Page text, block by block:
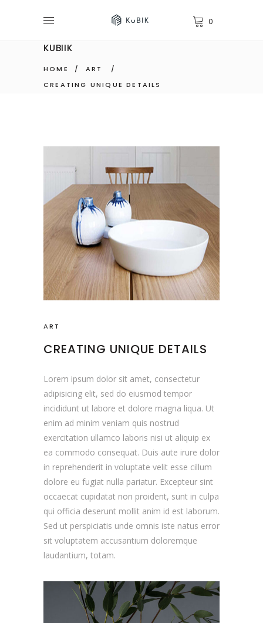
0
KUBIIK
HOME / ART
/
CREATING UNIQUE DETAILS
ART
CREATING UNIQUE DETAILS
Lorem ipsum dolor sit amet, consectetur
adipisicing elit, sed do eiusmod tempor
incididunt ut labore et dolore magna liqua. Ut
enim ad minim veniam quis nostrud
exercitation ullamco laboris nisi ut aliquip ex
ea commodo consequat. Duis aute irure dolor
in reprehenderit in voluptate velit esse cillum
dolore eu fugiat nulla pariatur. Excepteur sint
occaecat cupidatat non proident, sunt in culpa
qui officia deserunt mollit anim id est laborum.
Sed ut perspiciatis unde omnis iste natus error
sit voluptatem accusantium doloremque
laudantium, totam.